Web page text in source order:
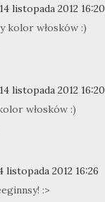
14 listopada 2012 16:20
kolor włosków :)
14 listopada 2012 16:20
włosków :)
listopada 2012 16:26
:>